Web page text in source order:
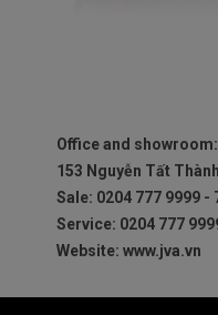
Office and showroom:
153 Nguyễn Tất
Sale: 0204 777 9999 -
Service: 0204 777
Website: www.jva.vn